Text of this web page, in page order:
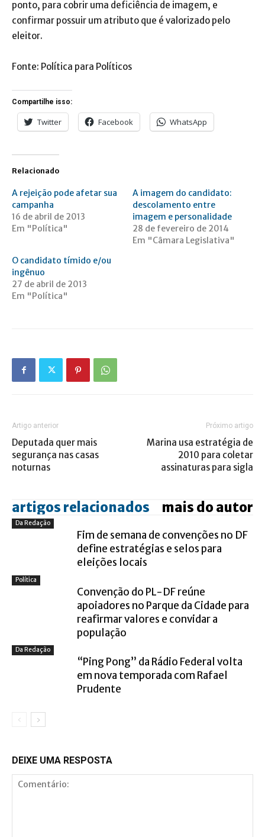
ponto, para cobrir uma deficiência de imagem, e
confirmar possuir um atributo que é valorizado pelo
eleitor.
Fonte: Política para Políticos
Compartilhe isso:
Twitter Facebook WhatsApp
Relacionado
A rejeição pode afetar sua
campanha
16 de abril de 2013
Em "Política"
A imagem do candidato:
descolamento entre
imagem e personalidade
28 de fevereiro de 2014
Em "Câmara Legislativa"
O candidato tímido e/ou
ingênuo
27 de abril de 2013
Em "Política"
Artigo anterior
Deputada quer mais
segurança nas casas
noturnas
Próximo artigo
Marina usa estratégia de
2010 para coletar
assinaturas para sigla
artigos relacionados mais do autor
Da Redação
Fim de semana de convenções no DF
define estratégias e selos para
eleições locais
Política
Convenção do PL-DF reúne
apoiadores no Parque da Cidade para
reafirmar valores e convidar a
população
Da Redação
“Ping Pong” da Rádio Federal volta
em nova temporada com Rafael
Prudente
DEIXE UMA RESPOSTA